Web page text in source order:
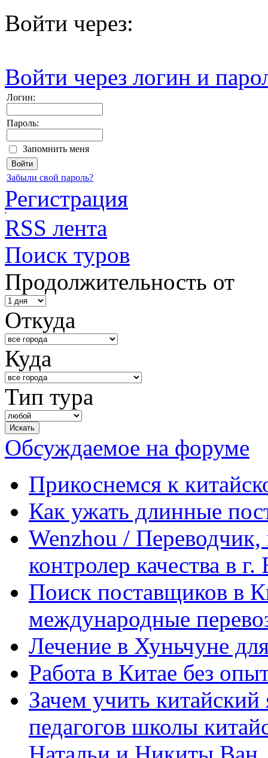
Войти через:
Войти через логин и
Логин:
Пароль:
Запомнить меня
Забыли свой пароль?
Регистрация
RSS лента
Поиск туров
Продолжительность от
Откуда
Куда
Тип тура
Обсуждаемое на форуме
Прикоснемся к
Как ужать длинные
Wenzhou / Переводчик,
контролер качества в
Поиск поставщиков в
международные
Лечение в Хуньчуне
Работа в Китае без
Зачем учить
педагогов школы